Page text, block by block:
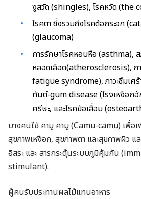
งูสวัด (shingles), โรคหวัด (the
โรคตา ซึ่งรวมถึงโรคต้อกระจก
(glaucoma)
การรักษาโรคหอบหือ (asthma),
หลอดเลือด(atherosclerosis), ภ
fatigue syndrome), ภาวะซึมเศ
ทันต์-gum disease (โรงเหงือก
ศรีษะ, และโรคข้อเสื่อม
บางคนใช้ คามู คามู (Camu-camu) เพื่อ
สุขภาพเหงือก, สุขภาพตา และสุขภาพผิว แ
อิสระ และ สารกระตุ้นระบบภูมิคุ้มกัน
stimulant).
ผู้คนรับประทานผลไม้แทนอาหาร